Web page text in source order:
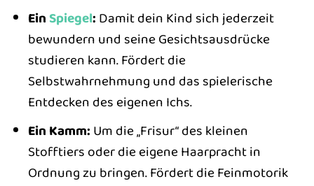
Ein Spiegel: Damit dein Kind sich jederzeit
bewundern und seine Gesichtsausdrücke
studieren kann. Fördert die
Selbstwahrnehmung und das spielerische
Entdecken des eigenen Ichs.
Ein Kamm: Um die „Frisur“ des kleinen
Stofftiers oder die eigene Haarpracht in
Ordnung zu bringen. Fördert die Feinmotorik